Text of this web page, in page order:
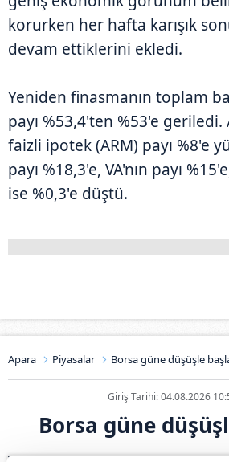
korurken her hafta karışık
devam ettiklerini ekledi.
Yeniden finasmanın toplam
payı %53,4'ten %53'e
faizli ipotek (ARM) payı %8'e
payı %18,3'e, VA'nın payı
ise %0,3'e düştü.
Apara Piyasalar Borsa güne düşüşle
Giriş Tarihi: 04.08.2026
Borsa güne